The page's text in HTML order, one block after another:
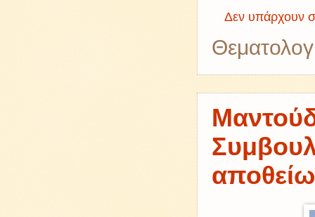
Δεν υπάρχουν